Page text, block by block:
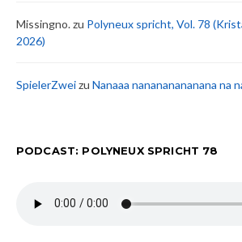
Missingno.zu Polyneux spricht, Vol. 78
2026)
SpielerZweizu Nanaaa nanananananana na
PODCAST: POLYNEUX SPRICHT 78